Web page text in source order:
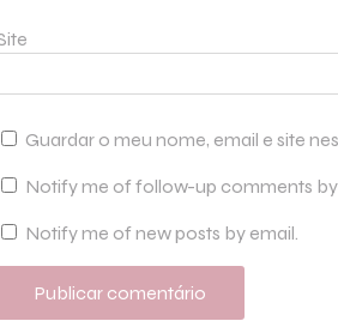
Guardar o meu nome, email e site
Notify me of follow-up comments by
Notify me of new posts by email.